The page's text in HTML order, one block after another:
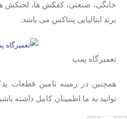
خانگی، صنعتی، کفکش ها، لجنکش
برند ایتالیایی پنتاکس می باشد.
تعمیرگاه پمپ
همچنین در زمینه تامین قطعات
توانید به ما اطمینان کامل داشته